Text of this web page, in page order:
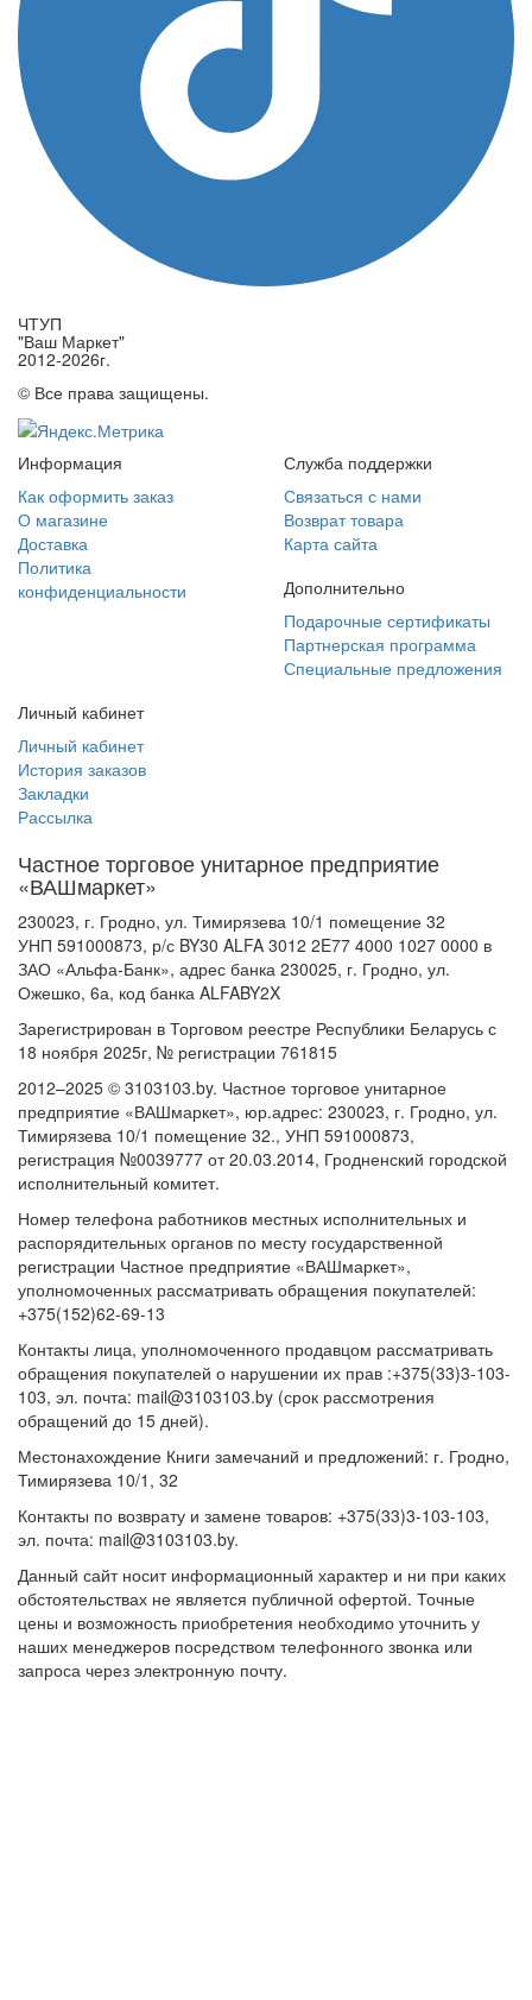
ЧТУП
"Ваш Маркет"
2012-2026г.
© Все права защищены.
Информация
Как оформить заказ
О магазине
Доставка
Политика
конфиденциальности
Служба поддержки
Связаться с нами
Возврат товара
Карта сайта
Дополнительно
Подарочные сертификаты
Партнерская программа
Специальные предложения
Личный кабинет
Личный кабинет
История заказов
Закладки
Рассылка
Частное торговое унитарное предприятие
«ВАШмаркет»
230023, г. Гродно, ул. Тимирязева 10/1 помещение 32
УНП 591000873, р/с BY30 ALFA 3012 2E77 4000 1027 0000 в
ЗАО «Альфа-Банк», адрес банка 230025, г. Гродно, ул.
Ожешко, 6а, код банка ALFABY2X
Зарегистрирован в Торговом реестре Республики Беларусь с
18 ноября 2025г, № регистрации 761815
2012–2025 © 3103103.by. Частное торговое унитарное
предприятие «ВАШмаркет», юр.адрес: 230023, г. Гродно, ул.
Тимирязева 10/1 помещение 32., УНП 591000873,
регистрация №0039777 от 20.03.2014, Гродненский городской
исполнительный комитет.
Номер телефона работников местных исполнительных и
распорядительных органов по месту государственной
регистрации Частное предприятие «ВАШмаркет»,
уполномоченных рассматривать обращения покупателей:
+375(152)62-69-13
Контакты лица, уполномоченного продавцом рассматривать
обращения покупателей о нарушении их прав :+375(33)3-103-
103, эл. почта: mail@3103103.by (срок рассмотрения
обращений до 15 дней).
Местонахождение Книги замечаний и предложений: г. Гродно,
Тимирязева 10/1, 32
Контакты по возврату и замене товаров: +375(33)3-103-103,
эл. почта: mail@3103103.by.
Данный сайт носит информационный характер и ни при каких
обстоятельствах не является публичной офертой. Точные
цены и возможность приобретения необходимо уточнить у
наших менеджеров посредством телефонного звонка или
запроса через электронную почту.